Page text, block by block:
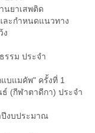
นยาเสพติด
ละกำหนดแนวทาง
ง
รรม ประจำ
บแมคัพ" ครั้งที่ 1
(กีฬาตาดีกา) ประจำ
ปีงบประมาณ